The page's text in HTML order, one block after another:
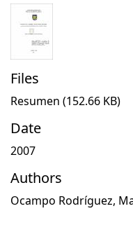
Files
Resumen (152.66 KB)
Date
2007
Authors
Ocampo Rodríguez,